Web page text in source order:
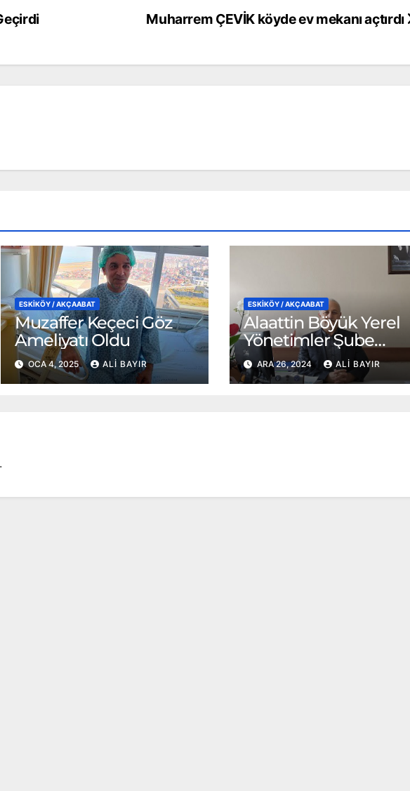
Muharrem ÇEVİK köyde ev mekanı açtırdı
ESKİKÖY / AKÇAABAT
Muzaffer Keçeci Göz
Ameliyatı Oldu
OCA 4, 2025 ALI BAYIR
ESKİKÖY / AKÇAABAT
Alaattin Böyük Yerel
Yönetimler Şube
Müdürü olarak atandı
ARA 26, 2024 ALI BAYIR
.